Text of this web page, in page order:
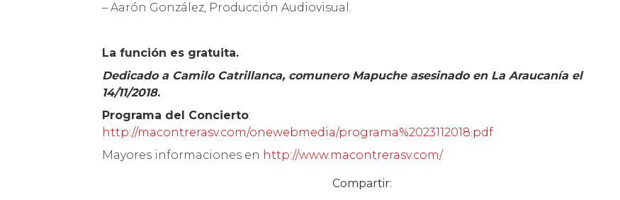
– Aarón González, Producción Audiovisual.
La función es gratuita.
Dedicado a Camilo Catrillanca, comunero Mapuche asesinado en La Araucanía el
14/11/2018.
Programa del Concierto:
http://macontrerasv.com/onewebmedia/programa%2023112018.pdf
Mayores informaciones en http://www.macontrerasv.com/
Compartir: